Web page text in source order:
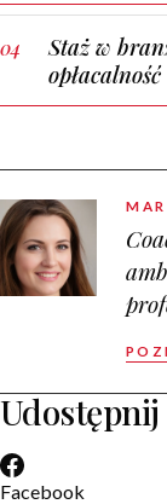
Staż w
opłacalność
Udostępnij
Facebook